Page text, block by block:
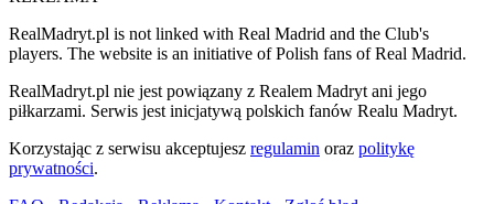
RealMadryt.pl is not linked with Real Madrid and the Club's
players. The website is an initiative of Polish fans of Real Madrid.
RealMadryt.pl nie jest powiązany z Realem Madryt ani jego
piłkarzami. Serwis jest inicjatywą polskich fanów Realu Madryt.
Korzystając z serwisu akceptujesz regulamin oraz politykę
prywatności.